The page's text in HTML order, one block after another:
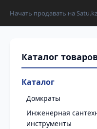
Начать продавать на Satu.kz
Каталог
Домкраты
Инженерная
инструменты